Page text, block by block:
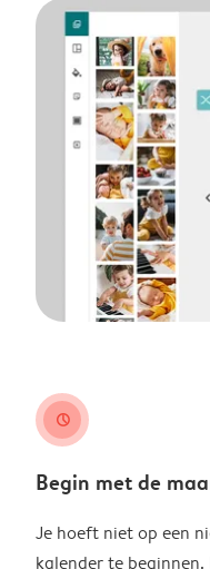
clock
Begin met de
Je hoeft niet op een
kalender te